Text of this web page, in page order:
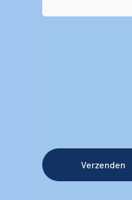
Verzenden